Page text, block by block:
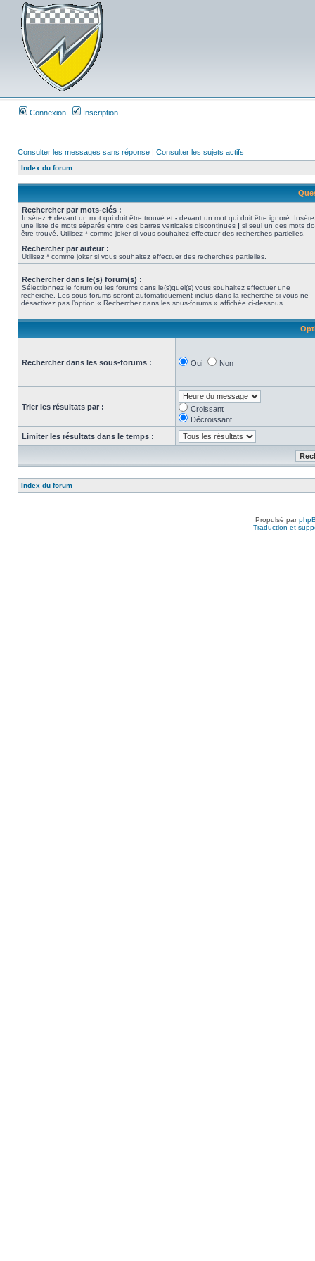
Connexion Inscription
Consulter les messages sans réponse | Consulter les sujets actifs
Index du forum
Rechercher par mots-clés :
Insérez + devant un mot qui doit être trouvé et - devant un mot qui doit être ignoré.
une liste de mots séparés entre des barres verticales discontinues | si seul un des mots
être trouvé. Utilisez * comme joker si vous souhaitez effectuer des recherches partielles.
Rechercher par auteur :
Utilisez * comme joker si vous souhaitez effectuer des recherches partielles.
Rechercher dans le(s) forum(s) :
Sélectionnez le forum ou les forums dans le(s)quel(s) vous souhaitez effectuer une
recherche. Les sous-forums seront automatiquement inclus dans la recherche si vous ne
désactivez pas l’option « Rechercher dans les sous-forums » affichée ci-dessous.
Rechercher dans les sous-forums : Oui Non
Trier les résultats par :
Croissant
Décroissant
Limiter les résultats dans le temps :
Index du forum
Propulsé par
Traduction et